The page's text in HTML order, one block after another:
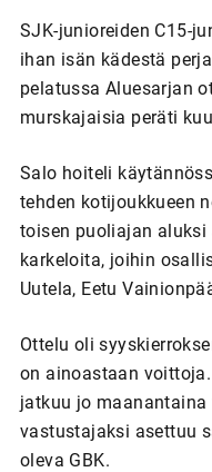
SJK-junioreiden C15-
ihan isän kädestä
pelatussa Aluesarjan
murskajaisia peräti
Salo hoiteli
tehden kotijoukkueen
toisen puoliajan
karkeloita, joihin
Uutela, Eetu
Ottelu oli
on ainoastaan
jatkuu jo
vastustajaksi asettuu
oleva GBK.